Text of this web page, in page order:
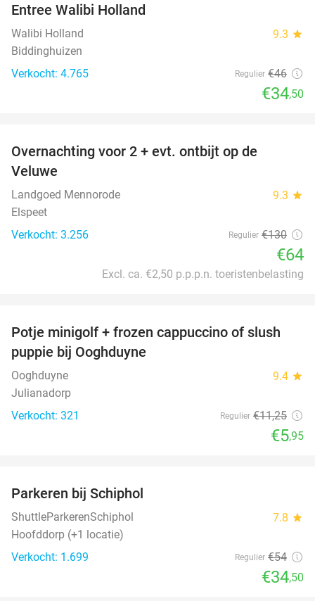
Entree Walibi Holland
Walibi Holland 9.3 star
Biddinghuizen
Verkocht: 4.765
Regulier €46
€34,50
Overnachting voor 2 + evt. ontbijt op de
Veluwe
Landgoed Mennorode 9.3 star
Elspeet
Verkocht: 3.256
Regulier €130
€64
Excl. ca. €2,50 p.p.p.n. toeristenbelasting
47%
Potje minigolf + frozen cappuccino of slush
puppie bij Ooghduyne
Ooghduyne 9.4 star
Julianadorp
Verkocht: 321
Regulier €11,25
€5,95
Parkeren bij Schiphol
ShuttleParkerenSchiphol 7.8 star
Hoofddorp (+1 locatie)
Verkocht: 1.699
Regulier €54
€34,50